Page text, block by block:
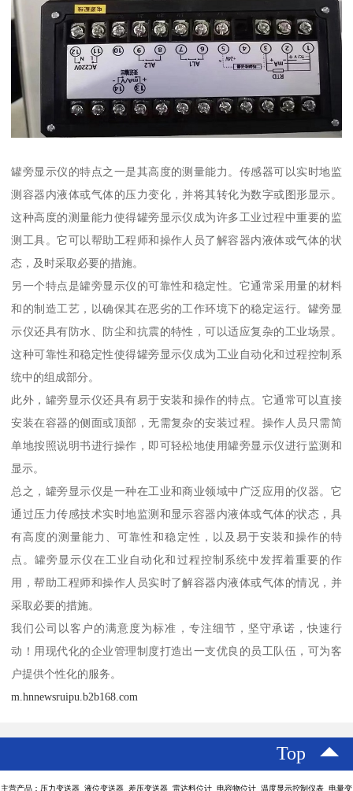
罐旁显示仪的特点之一是其高度的测量能力。传感器可以实时地监
测容器内液体或气体的压力变化，并将其转化为数字或图形显示。
这种高度的测量能力使得罐旁显示仪成为许多工业过程中重要的监
测工具。它可以帮助工程师和操作人员了解容器内液体或气体的状
态，及时采取必要的措施。
另一个特点是罐旁显示仪的可靠性和稳定性。它通常采用量的材料
和的制造工艺，以确保其在恶劣的工作环境下的稳定运行。罐旁显
示仪还具有防水、防尘和抗震的特性，可以适应复杂的工业场景。
这种可靠性和稳定性使得罐旁显示仪成为工业自动化和过程控制系
统中的组成部分。
此外，罐旁显示仪还具有易于安装和操作的特点。它通常可以直接
安装在容器的侧面或顶部，无需复杂的安装过程。操作人员只需简
单地按照说明书进行操作，即可轻松地使用罐旁显示仪进行监测和
显示。
总之，罐旁显示仪是一种在工业和商业领域中广泛应用的仪器。它
通过压力传感技术实时地监测和显示容器内液体或气体的状态，具
有高度的测量能力、可靠性和稳定性，以及易于安装和操作的特
点。罐旁显示仪在工业自动化和过程控制系统中发挥着重要的作
用，帮助工程师和操作人员实时了解容器内液体或气体的情况，并
采取必要的措施。
我们公司以客户的满意度为标准，专注细节，坚守承诺，快速行
动！用现代化的企业管理制度打造出一支优良的员工队伍，可为客
户提供个性化的服务。
m.hnnewsruipu.b2b168.com
Top
主营产品：压力变送器 液位变送器 差压变送器 雷达料位计 电容物位计 温度显示控制仪表 电量变